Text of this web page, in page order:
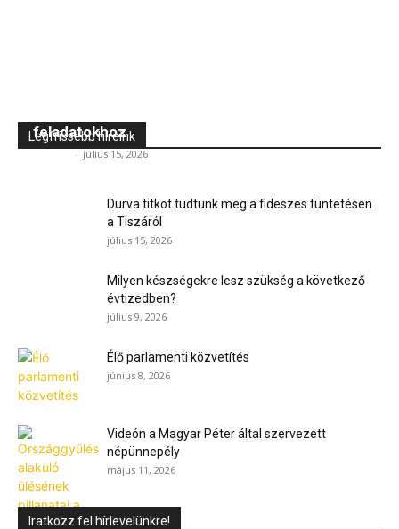
Legfrissebb híreink
feladatokhoz
- július 15, 2026
Durva titkot tudtunk meg a fideszes tüntetésen
a Tiszáról
július 15, 2026
Milyen készségekre lesz szükség a következő
évtizedben?
július 9, 2026
Élő parlamenti közvetítés
június 8, 2026
Videón a Magyar Péter által szervezett
népünnepély
május 11, 2026
Iratkozz fel hírlevelünkre!